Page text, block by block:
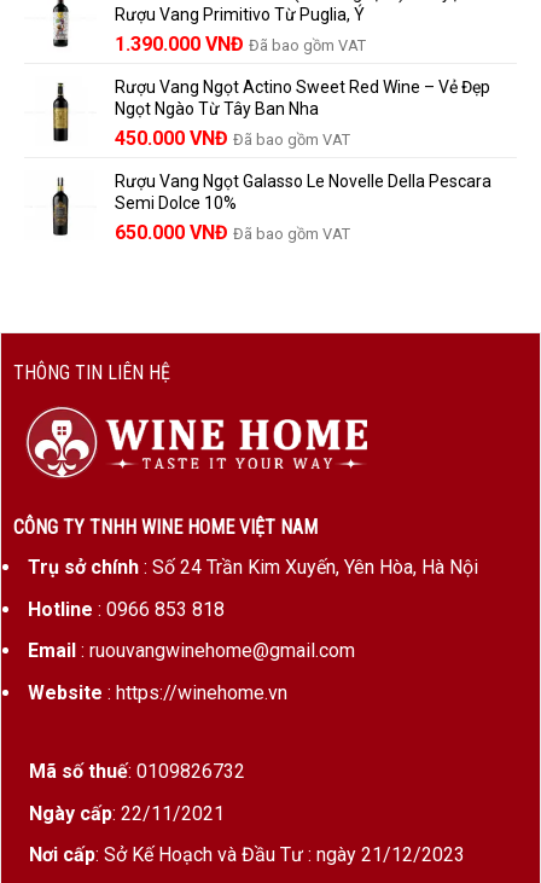
nên
biết
495.000 VNĐ.là:
450.000 VNĐ.
Rượu Vang Primitivo Từ Puglia, Ý
Giá
là:
1.529.000 VNĐ.
1.390.000 VNĐ Giá
tại
là:
1.390.000 VNĐ.
Đã bao gồm VAT
Rượu Vang Ngọt Actino Sweet Red Wine – Vẻ Đẹp
Ngọt Ngào Từ Tây Ban Nha
450.000 VNĐ Đã bao gồm VAT
Rượu Vang Ngọt Galasso Le Novelle Della Pescara
Semi Dolce 10%
650.000 VNĐ Đã bao gồm VAT
THÔNG TIN LIÊN HỆ
CÔNG TY TNHH WINE HOME VIỆT NAM
Trụ sở chính: Số 24 Trần Kim Xuyến, Yên Hòa, Hà Nội
Hotline : 0966 853 818
Email : ruouvangwinehome@gmail.com
Website : https://winehome.vn
Mã số thuế: 0109826732
Ngày cấp: 22/11/2021
Nơi cấp: Sở Kế Hoạch và Đầu Tư : ngày 21/12/2023